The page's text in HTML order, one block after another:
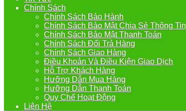
Chính Sách
Chính Sách Bảo Hành
Chính Sách Bảo Mật Chia Sẻ Thông Tin
Chính Sách Bảo Mật Thanh Toán
Chính Sách Đổi Trả Hàng
Chính Sách Giao Hàng
Điều Khoản Và Điều Kiện Giao Dịch
Hỗ Trợ Khách Hàng
Hưỡng Dẫn Mua Hàng
Hưỡng Dẫn Thanh Toán
Quy Chế Hoạt Động
Liên Hệ